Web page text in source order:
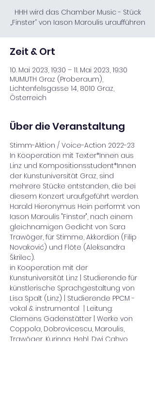
HHH wird das Chamber Music - Stück
„Finster“ von Iason Maroulis uraufführen
Zeit & Ort
10. Mai 2023, 19:30 – 11. Mai 2023, 19:30
MUMUTH Graz (Proberaum),
Lichtenfelsgasse 14, 8010 Graz,
Österreich
Über die Veranstaltung
Stimm-Aktion / Voice-Action 2022-23
In Kooperation mit Texter*Innen aus
Linz und Kompositionsstudent*Innen
der Kunstuniversität Graz, sind
mehrere Stücke entstanden, die bei
diesem Konzert uraufgeführt werden.
Harald Hieronymus Hein performt von
Iason Maroulis "Finster", nach einem
gleichnamigen Gedicht von Sara
Trawöger, für Stimme, Akkordion (Filip
Novaković) und Flöte (Aleksandra
Škrilec).
in Kooperation mit der
Kunstuniversität Linz | Studierende für
künstlerische Sprachgestaltung von
Lisa Spalt (Linz) | Studierende PPCM -
vokal & instrumental  | Leitung:
Clemens Gadenstätter | Werke von
Coppola, Dobrovicescu, Maroulis,
Trawöger, Kurinna, Hehl, Dwi Cahyo,